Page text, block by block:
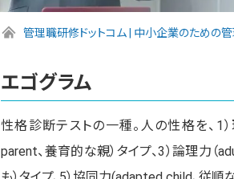
管理職研修ドットコム | 中小企業のための
エゴグラム
性格診断テストの一種。人の性格を、1
parent、養育的な親）タイプ、3）論理力